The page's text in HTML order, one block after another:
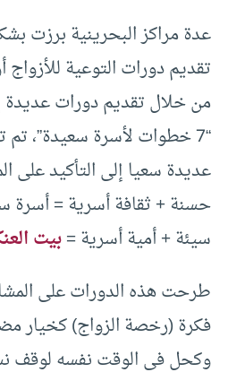
عدة مراكز البحرينية برزت
تقديم دورات التوعية للأزواج
من خلال تقديم دورات
“7 خطوات لأسرة سعيدة”،
عديدة سعيا إلى التأكيد على
حسنة + ثقافة أسرية = أسرة
سيئة + أمية أسرية =بيت
طرحت هذه الدورات على
فكرة (رخصة الزواج) كخيار
وكحل في الوقت نفسه لوقف